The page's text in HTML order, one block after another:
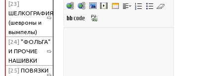
[23]
ШЕЛКОГРАФИЯ
(шевроны и
вымпелы)
[24] "ФОЛЬГА"
И ПРОЧИЕ
НАШИВКИ
[25] ПОВЯЗКИ